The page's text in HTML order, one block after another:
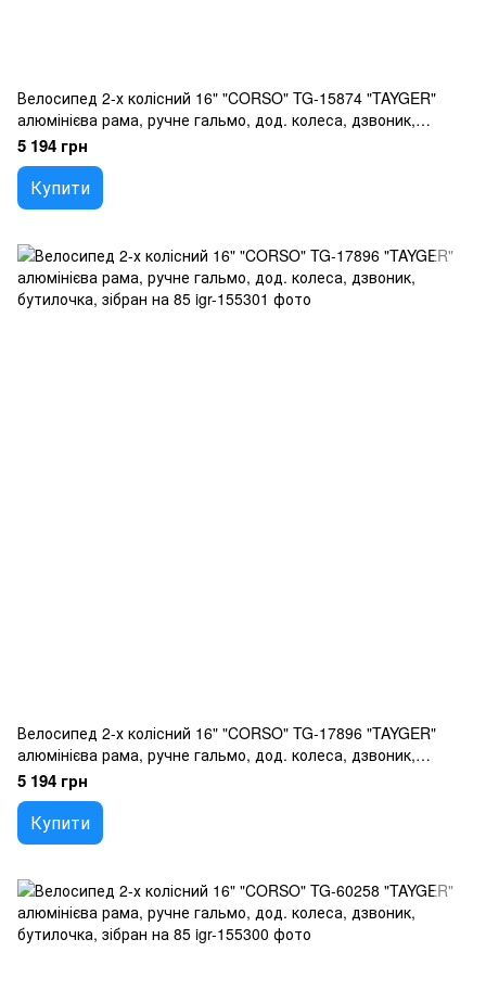
Велосипед 2-х колісний 16" "CORSO" TG-15874 "TAYGER"
алюмінієва рама, ручне гальмо, дод. колеса, дзвоник,
бутилочка, зібран на 85
5 194 грн
Купити
Велосипед 2-х колісний 16" "CORSO" TG-17896 "TAYGER"
алюмінієва рама, ручне гальмо, дод. колеса, дзвоник,
бутилочка, зібран на 85
5 194 грн
Купити